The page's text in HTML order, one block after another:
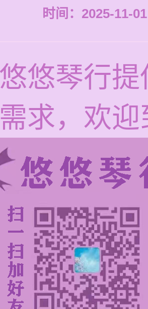
时间：2025-11-
悠琴行
求，欢